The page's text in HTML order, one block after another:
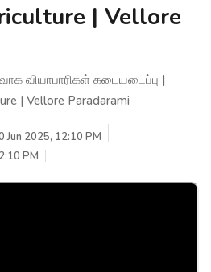
| Vellore
வியாபாரிகள் கடையடைப்பு |
| Vellore Paradarami
Jun 2025, 12:10 PM
PM